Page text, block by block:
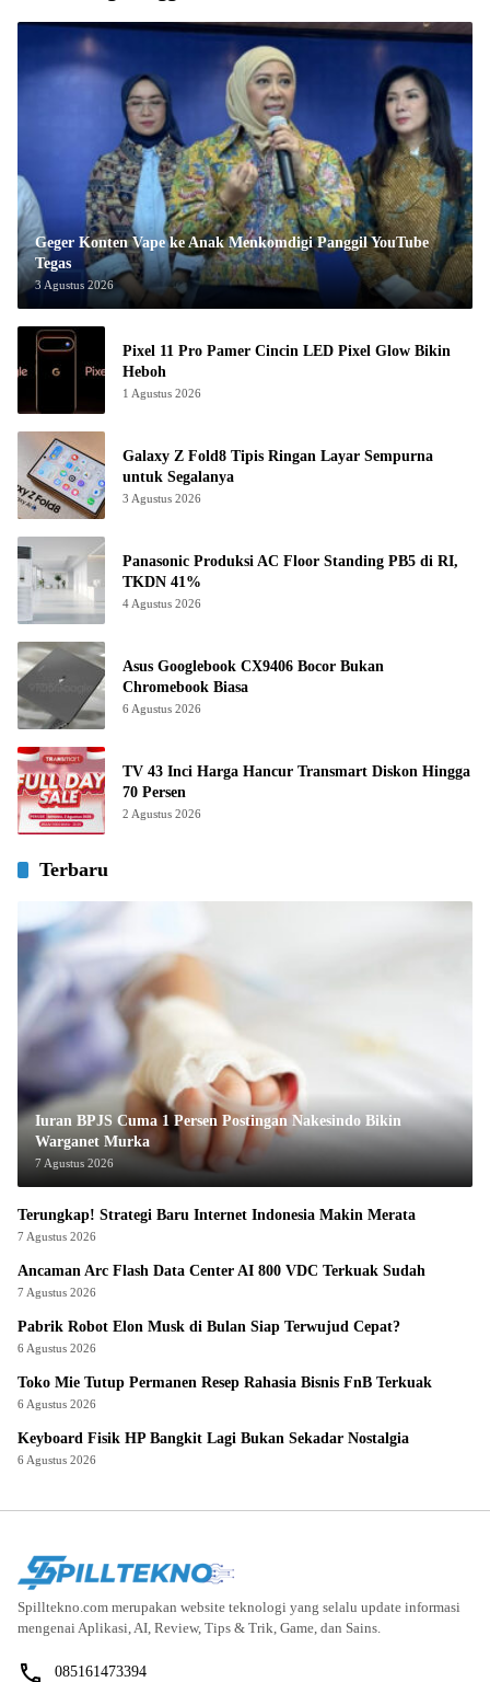
Geger Konten Vape ke Anak Menkomdigi Panggil YouTube
Tegas
3 Agustus 2026
Pixel 11 Pro Pamer Cincin LED Pixel Glow Bikin
Heboh
1 Agustus 2026
Galaxy Z Fold8 Tipis Ringan Layar Sempurna
untuk Segalanya
3 Agustus 2026
Panasonic Produksi AC Floor Standing PB5 di RI,
TKDN 41%
4 Agustus 2026
Asus Googlebook CX9406 Bocor Bukan
Chromebook Biasa
6 Agustus 2026
TV 43 Inci Harga Hancur Transmart Diskon Hingga
70 Persen
2 Agustus 2026
Terbaru
Iuran BPJS Cuma 1 Persen Postingan Nakesindo Bikin
Warganet Murka
7 Agustus 2026
Terungkap! Strategi Baru Internet Indonesia Makin Merata
7 Agustus 2026
Ancaman Arc Flash Data Center AI 800 VDC Terkuak Sudah
7 Agustus 2026
Pabrik Robot Elon Musk di Bulan Siap Terwujud Cepat?
6 Agustus 2026
Toko Mie Tutup Permanen Resep Rahasia Bisnis FnB Terkuak
6 Agustus 2026
Keyboard Fisik HP Bangkit Lagi Bukan Sekadar Nostalgia
6 Agustus 2026
Spilltekno.com merupakan website teknologi yang selalu update informasi
mengenai Aplikasi, AI, Review, Tips & Trik, Game, dan Sains.
085161473394